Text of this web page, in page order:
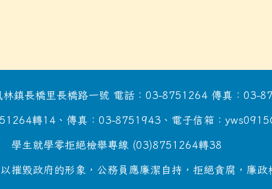
林鎮長橋里長橋路一號 電話：03-8751264 傳真：03-
轉14、傳真：03-8751943、電子信箱：
學生就學零拒絕檢舉專線 (03)8751264轉38
摧毀政府的形象，公務員應廉潔自持，拒絕貪腐，廉